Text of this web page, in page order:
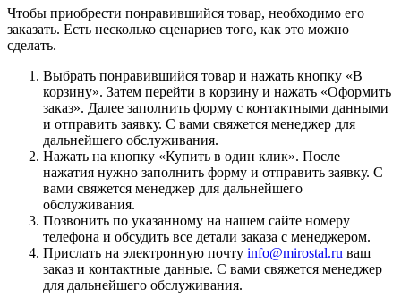
Чтобы приобрести понравившийся товар, необходимо его
заказать. Есть несколько сценариев того, как это можно
сделать.
Выбрать понравившийся товар и нажать кнопку «В
корзину». Затем перейти в корзину и нажать «Оформить
заказ». Далее заполнить форму с контактными данными
и отправить заявку. С вами свяжется менеджер для
дальнейшего обслуживания.
Нажать на кнопку «Купить в один клик». После
нажатия нужно заполнить форму и отправить заявку. С
вами свяжется менеджер для дальнейшего
обслуживания.
Позвонить по указанному на нашем сайте номеру
телефона и обсудить все детали заказа с менеджером.
Прислать на электронную почту info@mirostal.ru ваш
заказ и контактные данные. С вами свяжется менеджер
для дальнейшего обслуживания.